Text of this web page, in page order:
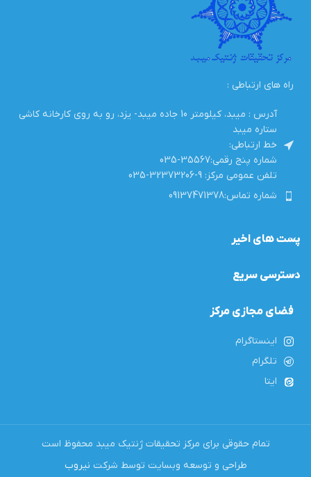
راه های ارتباطی :
آدرس : میبد، کیلومتر 10 جاده میبد- یزد، رو به روی کارخانه کاشی
ستاره میبد
خط ارتباطی:
شماره پنج رقمی:35567-035
تلفن عمومی مرکز: 9-32373206-035
شماره تماس:09137471378
پست های اخیر
دسترسی سریع
فضای مجازی مرکز
اینستاگرام
تلگرام
ایتا
تمام حقوقی برای مرکز تحقیقات ژنتیک میبد محفوظ است
طراحی و توسعه وبسایت توسط شرکت نیروب